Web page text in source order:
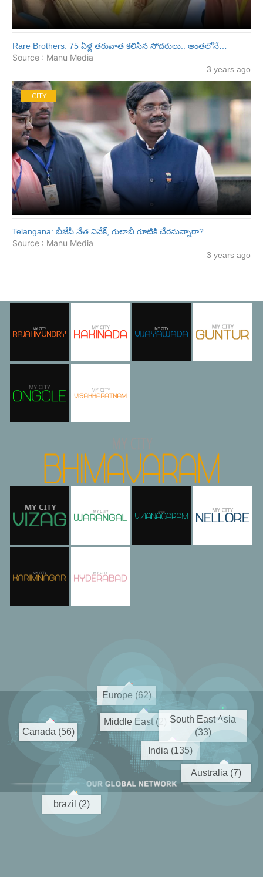
Rare Brothers: 75 ఏళ్ల త‌రువాత క‌లిసిన సోద‌రులు.. అంత‌లోనే…
Source : Manu Media
3 years ago
CITY
Telangana: బీజేపీ నేత వివేక్, గులాబీ గూటికి చేర‌నున్నారా?
Source : Manu Media
3 years ago
Europe (62)
Canada (56)
brazil (2)
Middle East (2)
India (135)
South East Asia
(33)
Australia (7)